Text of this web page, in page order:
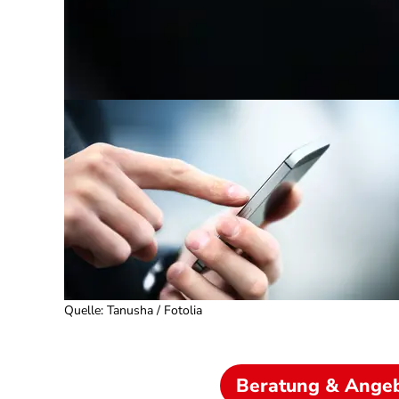
Quelle: Tanusha / Fotolia
Beratung &